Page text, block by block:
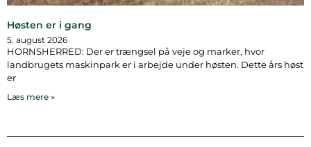
Høsten er i gang
5. august 2026
HORNSHERRED: Der er trængsel på veje og marker, hvor
landbrugets maskinpark er i arbejde under høsten. Dette års høst
er
Læs mere »